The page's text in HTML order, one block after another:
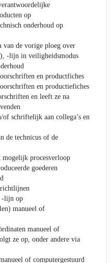
op
onderhoud op
van de vorige ploeg over
-lijn in veiligheidsmodus
en productfiches
en productiefiches
en leeft ze na
schriftelijk aan collega’s en
de technicus of de
mogelijk procesverloop
goederen
-lijn op
manueel of
manueel of
ze op, onder andere via
of computergestuurd